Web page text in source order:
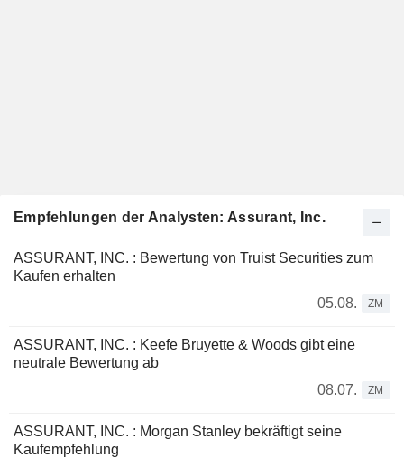
Empfehlungen der Analysten: Assurant, Inc.
ASSURANT, INC. : Bewertung von Truist Securities zum
Kaufen erhalten
05.08.
ZM
ASSURANT, INC. : Keefe Bruyette & Woods gibt eine
neutrale Bewertung ab
08.07.
ZM
ASSURANT, INC. : Morgan Stanley bekräftigt seine
Kaufempfehlung